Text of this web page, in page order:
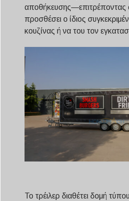
αποθήκευσης—επιτρέποντας
προσθέσει ο ίδιος
κουζίνας ή να του τον
Το τρέιλερ διαθέτει δομή